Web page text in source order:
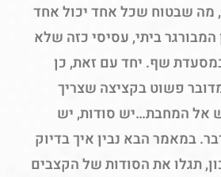
מה שבטוח שכל אחד יכול אחד
המבורגר ביתי, עסיסי כזה שלא
שף. יחד עם זאת, כן
פשוט בקציצה שצריך
אל המחבת…יש סודות, יש
במאמר הבא נבין איך בדיוק
תגלו את הסודות של הקצבים